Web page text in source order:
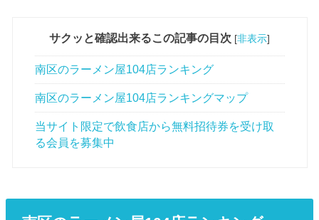
サクッと確認出来るこの記事の目次 [非表示]
南区のラーメン屋104店ランキング
南区のラーメン屋104店ランキングマップ
当サイト限定で飲食店から無料招待券を受け取
る会員を募集中